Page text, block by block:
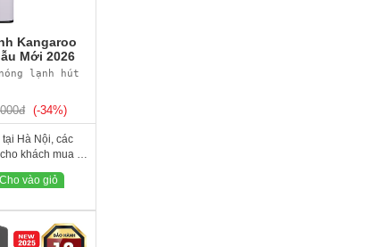
Kangaroo
Mới 2026
lạnh hút
(-34%)
Hà Nội, các
khách mua số
Cho vào giỏ